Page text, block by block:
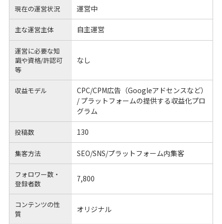
現在の運営状況 運営中
主な運営主体 自主運営
運営に必要な知
識や資格/許認可
等
なし
収益モデル
CPC/CPM広告（Googleアドセンスなど）
/ プラットフォームの提供する収益化プロ
グラム
投稿数 130
集客方法 SEO/SNS/プラットフォーム内集客
フォロワー数・
登録者数
7,800
コンテンツの性
質
オリジナル